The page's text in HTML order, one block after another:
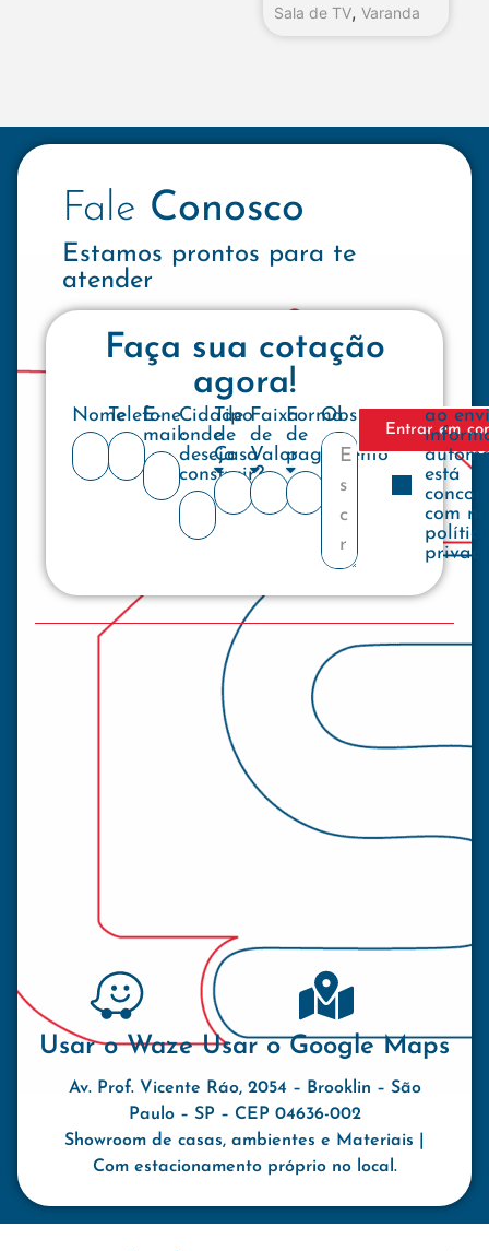
Sala de TV, Varanda
Fale Conosco
Estamos prontos para te
atender
Faça sua cotação
agora!
NomeTelefone
E-
mail:
Cidade
onde
deseja
construir?
Tipo
de
Casa
Faixa
de
Valor
Forma
de
pagamento
Observações
Entrar em
ao
está
com
Usar o Waze Usar o Google Maps
Av. Prof. Vicente Ráo, 2054 – Brooklin – São
Paulo – SP – CEP 04636-002
Showroom de casas, ambientes e Materiais |
Com estacionamento próprio no local.